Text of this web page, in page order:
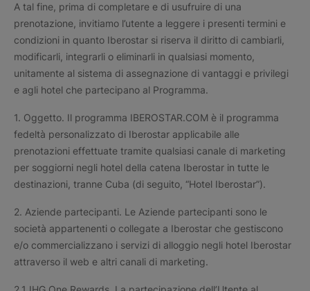
A tal fine, prima di completare e di usufruire di una
prenotazione, invitiamo l’utente a leggere i presenti termini e
condizioni in quanto Iberostar si riserva il diritto di cambiarli,
modificarli, integrarli o eliminarli in qualsiasi momento,
unitamente al sistema di assegnazione di vantaggi e privilegi
e agli hotel che partecipano al Programma.
1. Oggetto. Il programma IBEROSTAR.COM è il programma
fedeltà personalizzato di Iberostar applicabile alle
prenotazioni effettuate tramite qualsiasi canale di marketing
per soggiorni negli hotel della catena Iberostar in tutte le
destinazioni, tranne Cuba (di seguito, “Hotel Iberostar”).
2. Aziende partecipanti. Le Aziende partecipanti sono le
società appartenenti o collegate a Iberostar che gestiscono
e/o commercializzano i servizi di alloggio negli hotel Iberostar
attraverso il web e altri canali di marketing.